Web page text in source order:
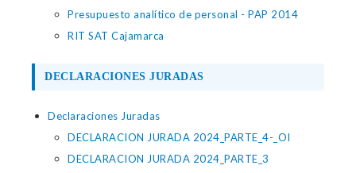
Presupuesto analítico de personal - PAP 2014
RIT SAT Cajamarca
DECLARACIONES JURADAS
Declaraciones Juradas
DECLARACION JURADA 2024_PARTE_4-_OI
DECLARACION JURADA 2024_PARTE_3